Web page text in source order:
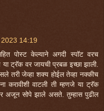
14:19
पोस्ट केल्याने अगदी स्पॉट वरच
ट्रॅक वर जायची प्रबळ इच्छा झाली.
तरी जेव्हा शक्य होईल तेव्हा नक्कीच
वाटली ती म्हणजे या ट्रॅक
तर अजून सोपे झाले असते. तुम्हास पुढील